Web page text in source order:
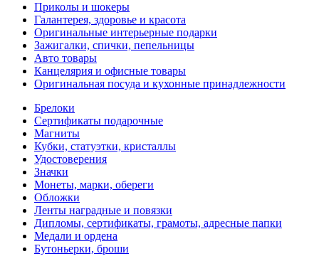
Приколы и шокеры
Галантерея, здоровье и красота
Оригинальные интерьерные подарки
Зажигалки, спички, пепельницы
Авто товары
Канцелярия и офисные товары
Оригинальная посуда и кухонные принадлежности
Брелоки
Сертификаты подарочные
Магниты
Кубки, статуэтки, кристаллы
Удостоверения
Значки
Монеты, марки, обереги
Обложки
Ленты наградные и повязки
Дипломы, сертификаты, грамоты, адресные папки
Медали и ордена
Бутоньерки, броши